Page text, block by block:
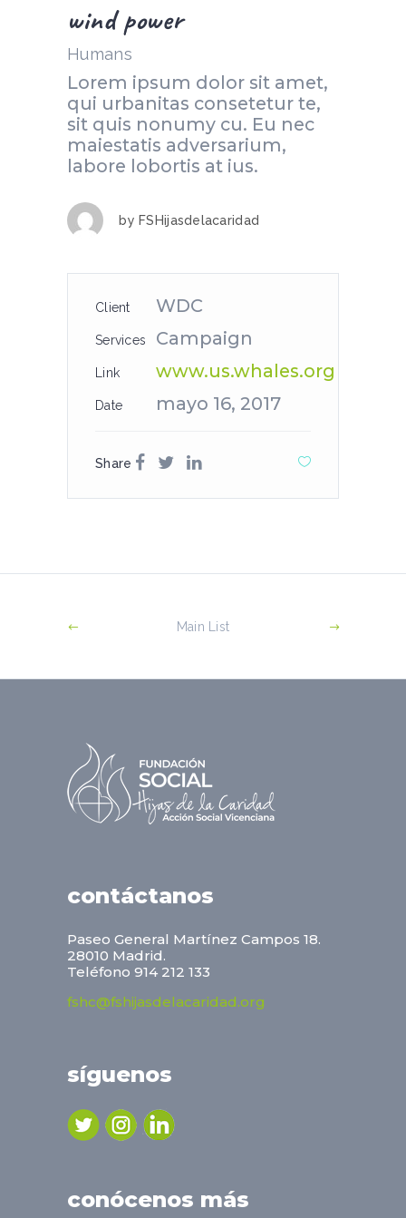
wind power
Humans
Lorem ipsum dolor sit amet,
qui urbanitas consetetur te,
sit quis nonumy cu. Eu nec
maiestatis adversarium,
labore lobortis at ius.
by FSHijasdelacaridad
Client WDC
Services Campaign
Link www.us.whales.org
Date mayo 16, 2017
Share
Main List
contáctanos
Paseo General Martínez Campos 18.
28010 Madrid.
Teléfono 914 212 133
fshc@fshijasdelacaridad.org
síguenos
conócenos más